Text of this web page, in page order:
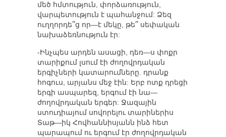
մեծ հմտություն, փորձառություն,
վարպետություն է պահանջում: Ձեզ
ուղղորդե՞ց որ—է մեկը, թե՞ սեփական
նախաձեռնություն էր:
-Ինչպես արդեն ասացի, դեռ—ս փոքր
տարիքում լսում էի ժողովրդական
երգիչների կատարումները. դրանք
հոգուս, արյանս մեջ էին: Երբ ոտք դրեցի
երգի ասպարեզ, երգում էի նա—
ժողովրդական երգեր: Ջազային
ստուդիայում սովորելու տարիներիս
Տաթ—իկ Հովհաննիսյանն ինձ հետ
պարապում ու երգում էր ժողովրդական